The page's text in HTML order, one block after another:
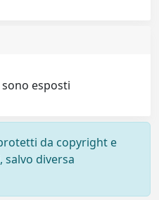
esposti
da copyright e
diversa